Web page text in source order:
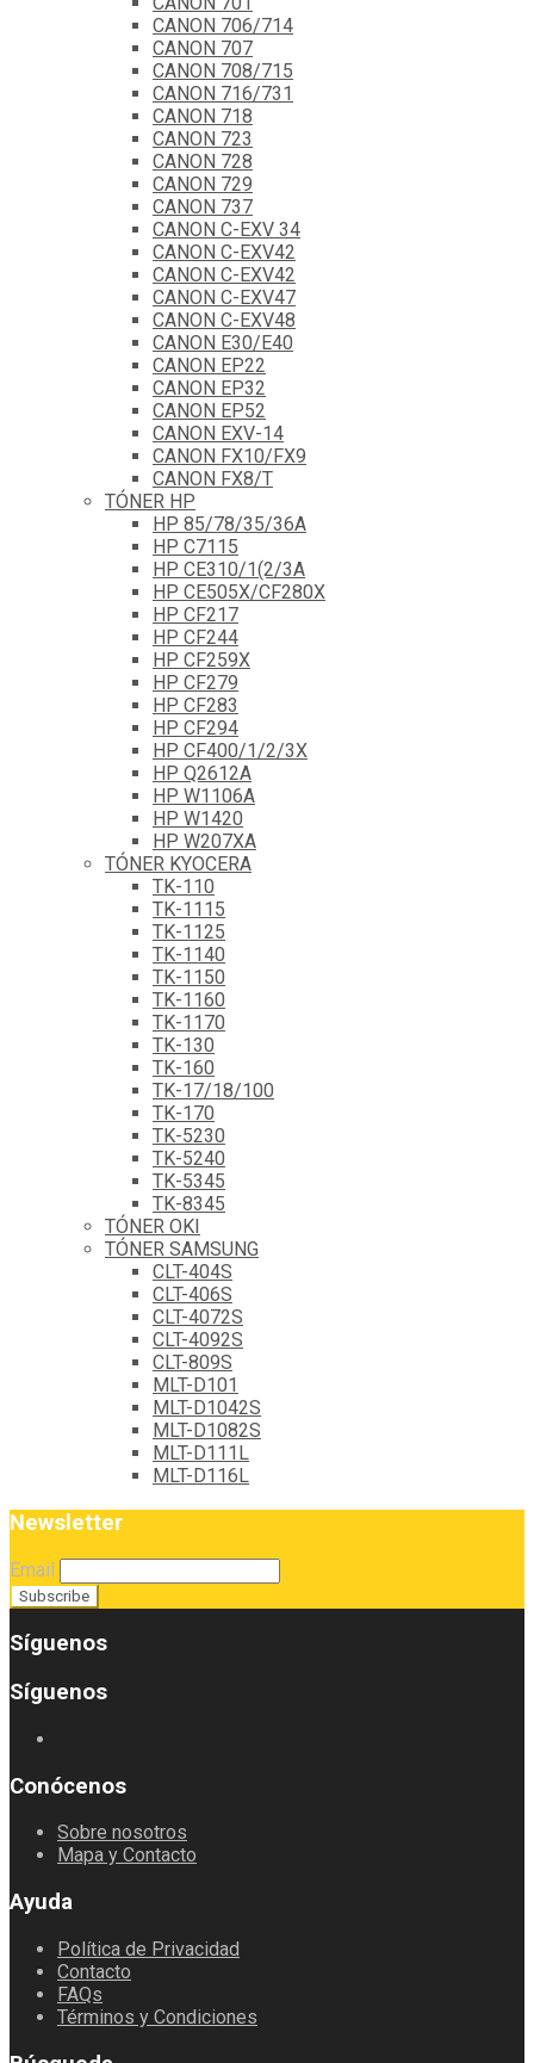
CANON 706/714
CANON 707
CANON 708/715
CANON 716/731
CANON 718
CANON 723
CANON 728
CANON 729
CANON 737
CANON C-EXV 34
CANON C-EXV42
CANON C-EXV42
CANON C-EXV47
CANON C-EXV48
CANON E30/E40
CANON EP22
CANON EP32
CANON EP52
CANON EXV-14
CANON FX10/FX9
CANON FX8/T
TÓNER HP
HP 85/78/35/36A
HP C7115
HP CE310/1(2/3A
HP CE505X/CF280X
HP CF217
HP CF244
HP CF259X
HP CF279
HP CF283
HP CF294
HP CF400/1/2/3X
HP Q2612A
HP W1106A
HP W1420
HP W207XA
TÓNER KYOCERA
TK-110
TK-1115
TK-1125
TK-1140
TK-1150
TK-1160
TK-1170
TK-130
TK-160
TK-17/18/100
TK-170
TK-5230
TK-5240
TK-5345
TK-8345
TÓNER OKI
TÓNER SAMSUNG
CLT-404S
CLT-406S
CLT-4072S
CLT-4092S
CLT-809S
MLT-D101
MLT-D1042S
MLT-D1082S
MLT-D111L
MLT-D116L
Newsletter
Email
Síguenos
Síguenos
Conócenos
Sobre nosotros
Mapa y Contacto
Ayuda
Política de Privacidad
Contacto
FAQs
Términos y Condiciones